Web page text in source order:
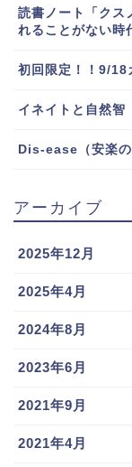
読書ノート「クス
れることがない時
初回限定！！9/18
イネイトと自然
Dis-ease（安楽の
アーカイブ
2025年12月
2025年4月
2024年8月
2023年6月
2021年9月
2021年4月